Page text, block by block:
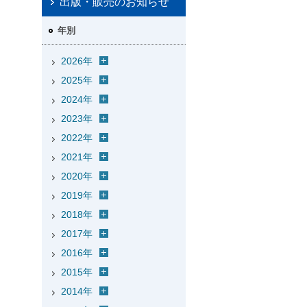
年別
2026年
2025年
2024年
2023年
2022年
2021年
2020年
2019年
2018年
2017年
2016年
2015年
2014年